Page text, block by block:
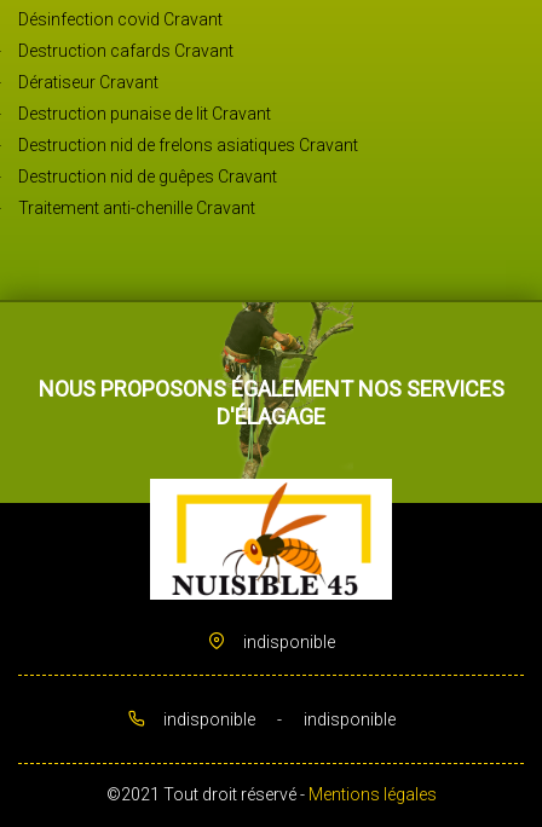
Désinfection covid Cravant
Destruction cafards Cravant
Dératiseur Cravant
Destruction punaise de lit Cravant
Destruction nid de frelons asiatiques Cravant
Destruction nid de guêpes Cravant
Traitement anti-chenille Cravant
NOUS PROPOSONS ÉGALEMENT NOS SERVICES
D'ÉLAGAGE
indisponible
indisponible - indisponible
©2021 Tout droit réservé - Mentions légales